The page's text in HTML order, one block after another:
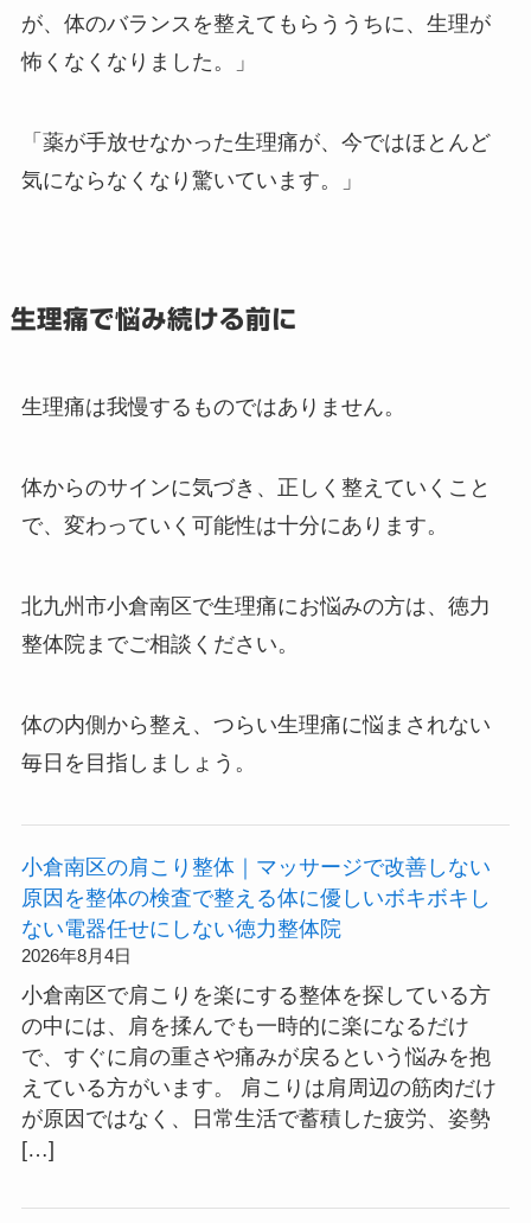
が、体のバランスを整えてもらううちに、生理が
怖くなくなりました。」
「薬が手放せなかった生理痛が、今ではほとんど
気にならなくなり驚いています。」
生理痛で悩み続ける前に
生理痛は我慢するものではありません。
体からのサインに気づき、正しく整えていくこと
で、変わっていく可能性は十分にあります。
北九州市小倉南区で生理痛にお悩みの方は、徳力
整体院までご相談ください。
体の内側から整え、つらい生理痛に悩まされない
毎日を目指しましょう。
小倉南区の肩こり整体｜マッサージで改善しない
原因を整体の検査で整える体に優しいボキボキし
ない電器任せにしない徳力整体院
2026年8月4日
小倉南区で肩こりを楽にする整体を探している方
の中には、肩を揉んでも一時的に楽になるだけ
で、すぐに肩の重さや痛みが戻るという悩みを抱
えている方がいます。 肩こりは肩周辺の筋肉だけ
が原因ではなく、日常生活で蓄積した疲労、姿勢
[…]